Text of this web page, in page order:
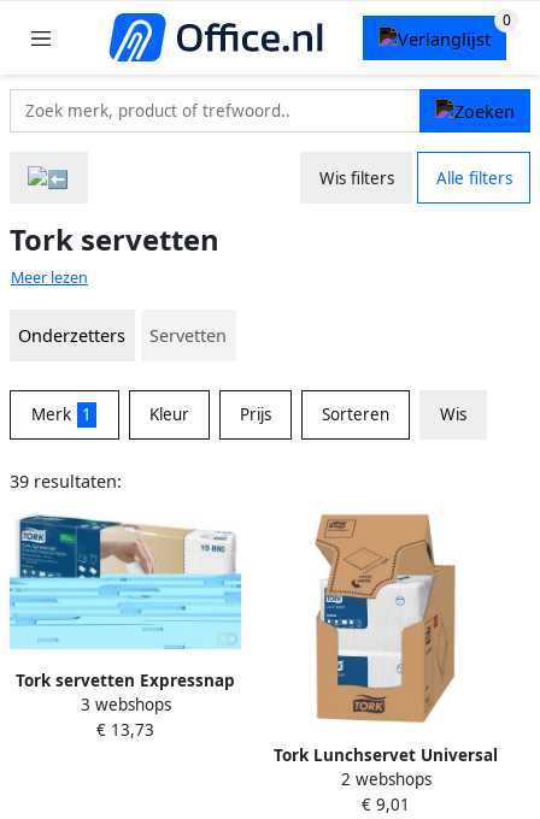
Wis filters Alle filters
Tork servetten
Meer lezen
Onderzetters Servetten
Merk 1 Kleur Prijs Sorteren Wis
39 resultaten:
Tork servetten Expressnap
Extra zacht voor dispenser
2-laags 1000 per bundel
3 webshops
€ 13,73
Tork Lunchservet Universal
1 4 vouw 1-laags
325x325mm 500 vel wit
2 webshops
€ 9,01